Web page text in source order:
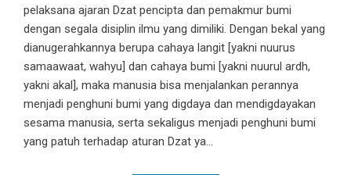
pelaksana ajaran Dzat pencipta dan pemakmur bumi
dengan segala disiplin ilmu yang dimiliki. Dengan bekal yang
dianugerahkannya berupa cahaya langit [yakni nuurus
samaawaat, wahyu] dan cahaya bumi [yakni nuurul ardh,
yakni akal], maka manusia bisa menjalankan perannya
menjadi penghuni bumi yang digdaya dan mendigdayakan
sesama manusia, serta sekaligus menjadi penghuni bumi
yang patuh terhadap aturan Dzat ya...